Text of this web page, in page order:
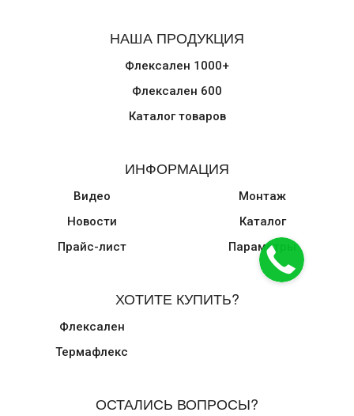
НАША ПРОДУКЦИЯ
Флексален 1000+
Флексален 600
Каталог товаров
ИНФОРМАЦИЯ
Видео
Новости
Прайс-лист
Монтаж
Каталог
Параметры
ХОТИТЕ КУПИТЬ?
Флексален
Термафлекс
ОСТАЛИСЬ ВОПРОСЫ?